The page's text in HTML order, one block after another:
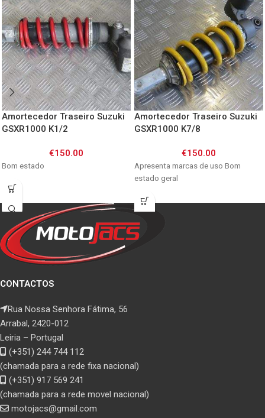
Amortecedor Traseiro Suzuki
GSXR1000 K1/2
€150.00
Bom estado
Amortecedor Traseiro Suzuki
GSXR1000 K7/8
€150.00
Apresenta marcas de uso Bom
estado geral
CONTACTOS
Rua Nossa Senhora Fátima, 56
Arrabal, 2420-012
Leiria – Portugal
(+351) 244 744 112
(chamada para a rede fixa nacional)
(+351) 917 569 241
(chamada para a rede movel nacional)
motojacs@gmail.com